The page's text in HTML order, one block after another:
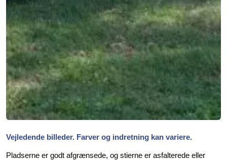
Vejledende billeder. Farver og indretning kan variere.
Pladserne er godt afgrænsede, og stierne er asfalterede eller